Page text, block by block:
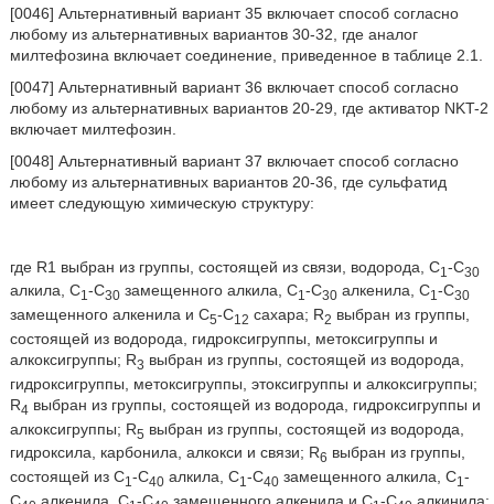
[0046] Альтернативный вариант 35 включает способ согласно
любому из альтернативных вариантов 30-32, где аналог
милтефозина включает соединение, приведенное в таблице 2.1.
[0047] Альтернативный вариант 36 включает способ согласно
любому из альтернативных вариантов 20-29, где активатор NKT-2
включает милтефозин.
[0048] Альтернативный вариант 37 включает способ согласно
любому из альтернативных вариантов 20-36, где сульфатид
имеет следующую химическую структуру:
где R1 выбран из группы, состоящей из связи, водорода, C1 -C30
алкила, C1 -C30замещенного алкила, C1 -C30алкенила, C1 -C30
замещенного алкенила и С5-С12 сахара; R2 выбран из группы,
состоящей из водорода, гидроксигруппы, метоксигруппы и
алкоксигруппы; R3 выбран из группы, состоящей из водорода,
гидроксигруппы, метоксигруппы, этоксигруппы и алкоксигруппы;
R4 выбран из группы, состоящей из водорода, гидроксигруппы и
алкоксигруппы; R5 выбран из группы, состоящей из водорода,
гидроксила, карбонила, алкокси и связи; R6 выбран из группы,
состоящей из С1 -С40алкила, С1 -С40замещенного алкила, С1 -